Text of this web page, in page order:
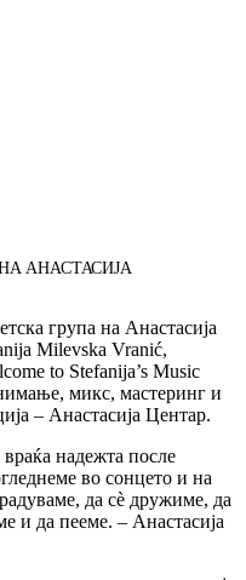
АНАСТАСИЈА
група на Анастасија
Milevska Vranić,
to Stefanija’s Music
микс, мастеринг и
– Анастасија Центар.
враќа надежта после
во сонцето и на
да сѐ дружиме, да
и да пееме. – Анастасија